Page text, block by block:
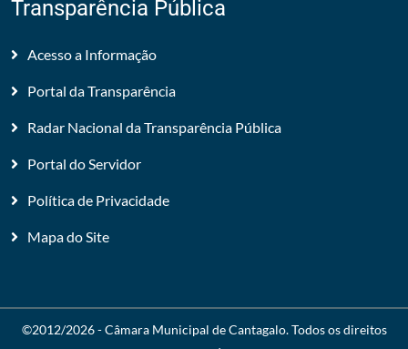
Transparência Pública
Acesso a Informação
Portal da Transparência
Radar Nacional da Transparência Pública
Portal do Servidor
Política de Privacidade
Mapa do Site
©2012/2026 -Câmara Municipal de Cantagalo. Todos os direitos